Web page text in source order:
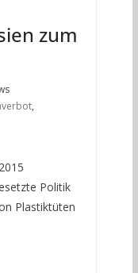
zum
,
Politik
Plastiktüten